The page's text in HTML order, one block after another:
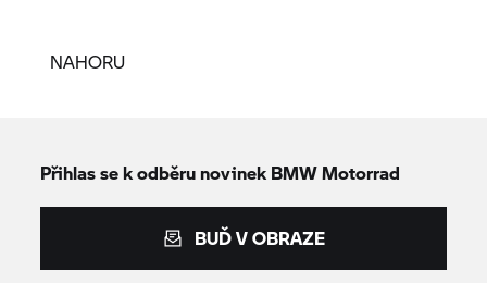
NAHORU
Přihlas se k odběru novinek BMW Motorrad
BUĎ V OBRAZE